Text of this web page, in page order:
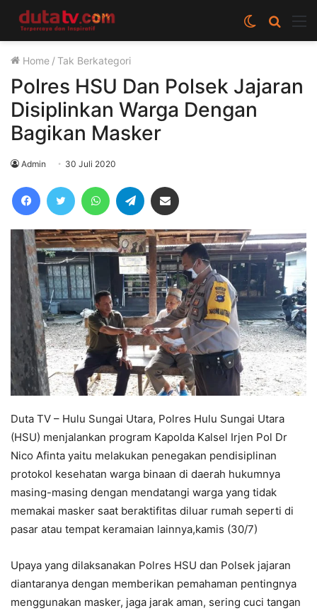
Cari
berita
Switch
skin
Home /Tak Berkategori
Polres HSU Dan Polsek Jajaran
Disiplinkan Warga Dengan
Bagikan Masker
Admin 30 Juli 2020
FacebookTwitter WhatsAppTelegram
Duta TV – Hulu Sungai Utara, Polres Hulu Sungai Utara
(HSU) menjalankan program Kapolda Kalsel Irjen Pol Dr
Nico Afinta yaitu melakukan penegakan pendisiplinan
protokol kesehatan warga binaan di daerah hukumnya
masing-masing dengan mendatangi warga yang tidak
memakai masker saat beraktifitas diluar rumah seperti di
pasar atau tempat keramaian lainnya,kamis (30/7)
Upaya yang dilaksanakan Polres HSU dan Polsek jajaran
diantaranya dengan memberikan pemahaman pentingnya
menggunakan masker, jaga jarak aman, sering cuci tangan